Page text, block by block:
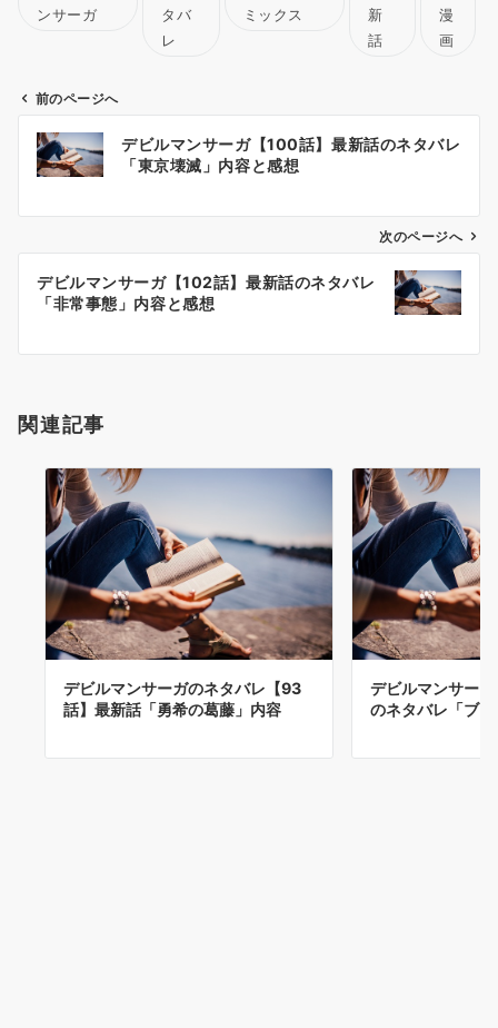
ンサーガ
タバ
レ
ミックス
新
話
漫
画
ビ
ン
前のページへ
デビルマンサーガ【100話】最新話のネタバレ
「東京壊滅」内容と感想
次のページへ
デビルマンサーガ【102話】最新話のネタバレ
「非常事態」内容と感想
関連記事
デビルマンサーガのネタバレ【93
話】最新話「勇希の葛藤」内容
デビルマンサー
のネタバレ「ブ